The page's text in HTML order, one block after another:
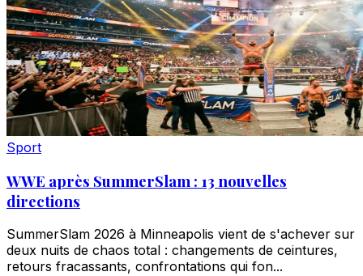
Sport
WWE après SummerSlam : 13 nouvelles
directions
SummerSlam 2026 à Minneapolis vient de s'achever sur
deux nuits de chaos total : changements de ceintures,
retours fracassants, confrontations qui fon...